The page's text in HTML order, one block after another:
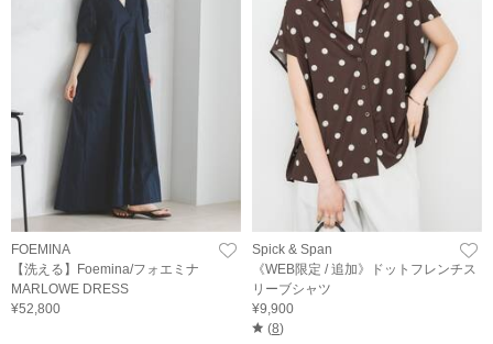
FOEMINA
【洗える】Foemina/フォエミナ
MARLOWE DRESS
¥52,800
Spick & Span
《WEB限定 / 追加》ドットフレンチス
リーブシャツ
¥9,900
(8)